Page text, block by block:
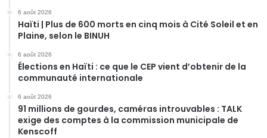
6 août 2026
Haïti | Plus de 600 morts en cinq mois à Cité Soleil et en
Plaine, selon le BINUH
6 août 2026
Élections en Haïti : ce que le CEP vient d’obtenir de la
communauté internationale
6 août 2026
91 millions de gourdes, caméras introuvables : TALK
exige des comptes à la commission municipale de
Kenscoff